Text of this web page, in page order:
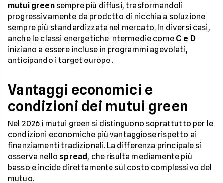
mutui greensempre più diffusi, trasformandoli
progressivamente da prodotto di nicchia a soluzione
sempre più standardizzata nel mercato. In diversi casi,
anche le classi energetiche intermedie come C e D
iniziano a essere incluse in programmi agevolati,
anticipando i target europei.
Vantaggi economici e
condizioni dei mutui green
Nel 2026 i mutui green si distinguono soprattutto per le
condizioni economiche più vantaggiose rispetto ai
finanziamenti tradizionali. La differenza principale si
osserva nello spread , che risulta mediamente più
basso e incide direttamente sul costo complessivo del
mutuo.